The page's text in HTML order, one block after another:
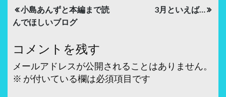
投
稿
ナ
ビ
ゲ
小島あんずと本編まで読
んでほしいブログ
3月といえば…
コメントを残す
メールアドレスが公開されることはありません。
※ が付いている欄は必須項目です